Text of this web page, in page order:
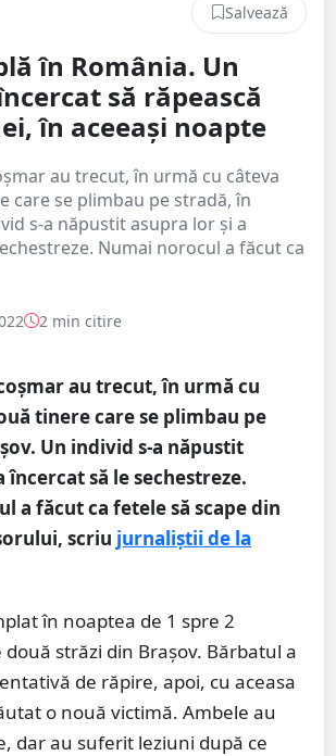
Salvează
în România. Un
să răpească
în aceeași noapte
au trecut, în urmă cu câteva
care se plimbau pe stradă, în
s-a năpustit asupra lor și a
Numai norocul a făcut ca
2 min citire
au trecut, în urmă cu
tinere care se plimbau pe
Un individ s-a năpustit
încercat să le sechestreze.
a făcut ca fetele să scape din
scriu jurnaliștii de la
în noaptea de 1 spre 2
străzi din Brașov. Bărbatul a
de răpire, apoi, cu aceasa
o nouă victimă. Ambele au
dar au suferit leziuni după ce